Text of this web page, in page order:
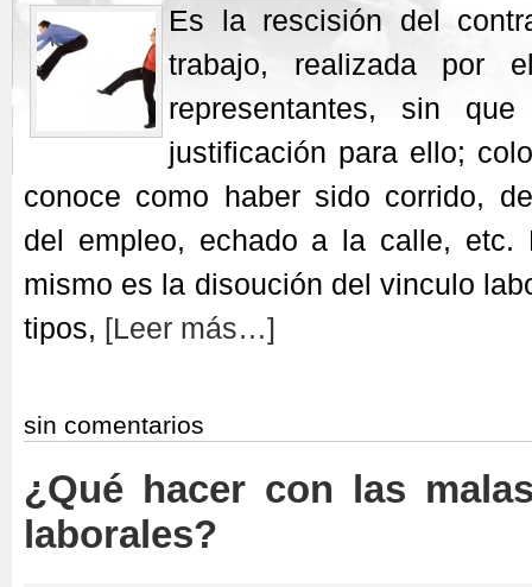
Es la rescisión del
trabajo, realizada por
representantes, sin
justificación para ello;
conoce como haber sido corrido,
del empleo, echado a la calle, etc.
mismo es la disoución del vinculo
tipos, [Leer más…]
sin comentarios
¿Qué hacer con las
laborales?